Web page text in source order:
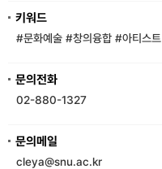
키워드
#문화예술 #창의융합 #아티스트
문의전화
02-880-1327
문의메일
cleya@snu.ac.kr